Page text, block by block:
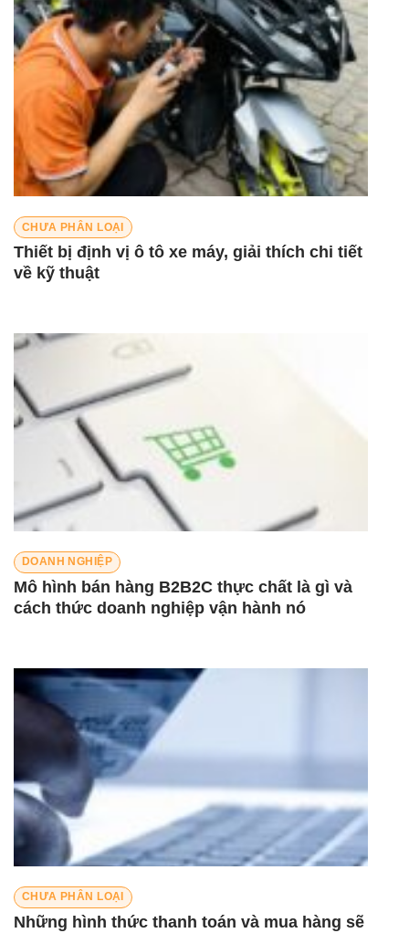
CHƯA PHÂN LOẠI
Thiết bị định vị ô tô xe máy, giải thích chi tiết
về kỹ thuật
DOANH NGHIỆP
Mô hình bán hàng B2B2C thực chất là gì và
cách thức doanh nghiệp vận hành nó
CHƯA PHÂN LOẠI
Những hình thức thanh toán và mua hàng sẽ